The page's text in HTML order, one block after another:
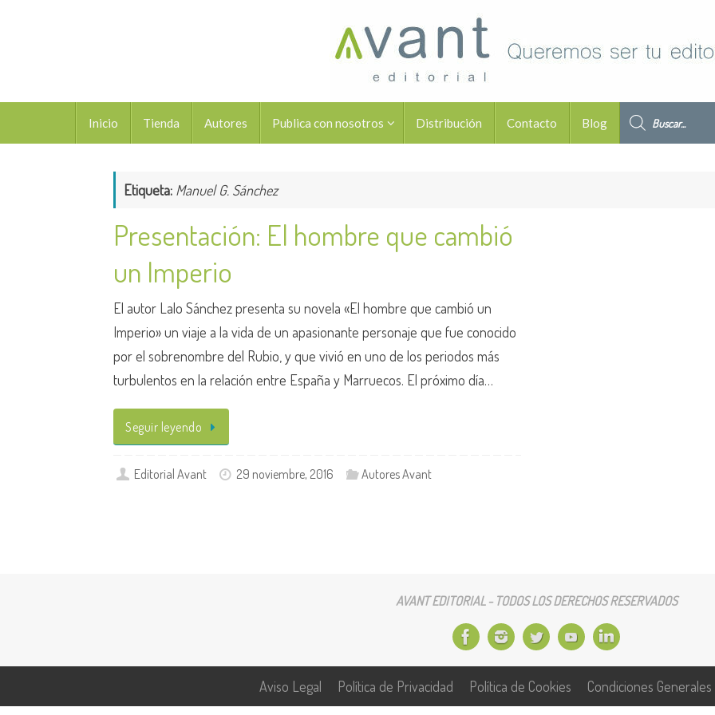
contenido
Inicio Tienda Autores Publica con nosotros Distribución Contacto Blog
Etiqueta: Manuel G. Sánchez
Presentación: El hombre que cambió
un Imperio
El autor Lalo Sánchez presenta su novela «El hombre que cambió un
Imperio» un viaje a la vida de un apasionante personaje que fue conocido
por el sobrenombre del Rubio, y que vivió en uno de los periodos más
turbulentos en la relación entre España y Marruecos. El próximo día…
Seguir leyendo
Editorial Avant 29 noviembre, 2016 Autores Avant
AVANT EDITORIAL - TODOS LOS DERECHOS RESERVADOS
Aviso Legal Política de Privacidad Política de Cookies Condiciones